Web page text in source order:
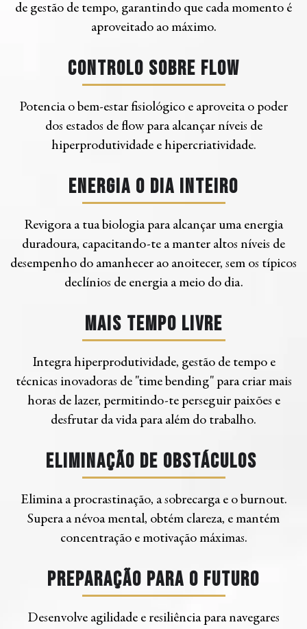
de gestão de tempo, garantindo que cada momento é
aproveitado ao máximo.
Controlo sobre flow
Potencia o bem-estar fisiológico e aproveita o poder
dos estados de flow para alcançar níveis de
hiperprodutividade e hipercriatividade.
Energia o dia inteiro
Revigora a tua biologia para alcançar uma energia
duradoura, capacitando-te a manter altos níveis de
desempenho do amanhecer ao anoitecer, sem os típicos
declínios de energia a meio do dia.
Mais Tempo Livre
Integra hiperprodutividade, gestão de tempo e
técnicas inovadoras de "time bending" para criar mais
horas de lazer, permitindo-te perseguir paixões e
desfrutar da vida para além do trabalho.
Eliminação de obstáculos
Elimina a procrastinação, a sobrecarga e o burnout.
Supera a névoa mental, obtém clareza, e mantém
concentração e motivação máximas.
Preparação para o Futuro
Desenvolve agilidade e resiliência para navegares